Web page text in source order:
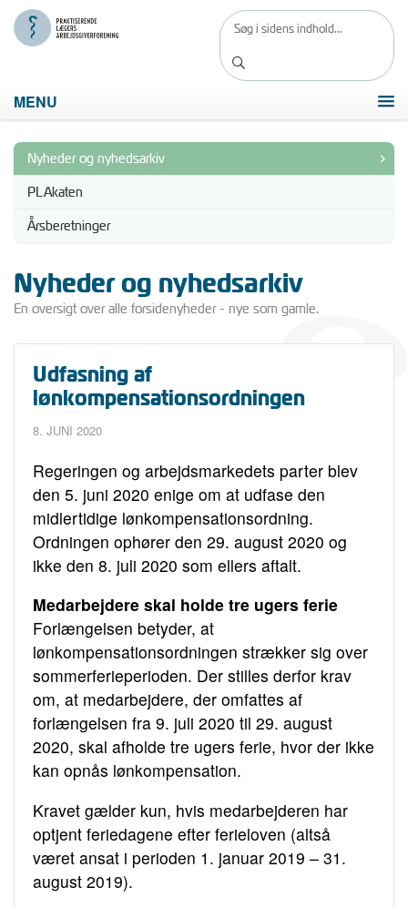
MENU
Nyheder og nyhedsarkiv
PLAkaten
Årsberetninger
Nyheder og nyhedsarkiv
En oversigt over alle forsidenyheder - nye som gamle.
Udfasning af
lønkompensationsordningen
8. JUNI 2020
Regeringen og arbejdsmarkedets parter blev
den 5. juni 2020 enige om at udfase den
midlertidige lønkompensationsordning.
Ordningen ophører den 29. august 2020 og
ikke den 8. juli 2020 som ellers aftalt.
Medarbejdere skal holde tre ugers ferie
Forlængelsen betyder, at
lønkompensationsordningen strækker sig over
sommerferieperioden. Der stilles derfor krav
om, at medarbejdere, der omfattes af
forlængelsen fra 9. juli 2020 til 29. august
2020, skal afholde tre ugers ferie, hvor der ikke
kan opnås lønkompensation.
Kravet gælder kun, hvis medarbejderen har
optjent feriedagene efter ferieloven (altså
været ansat i perioden 1. januar 2019 – 31.
august 2019).